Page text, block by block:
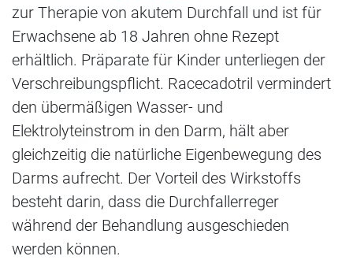
zur Therapie von akutem Durchfall und ist für
Erwachsene ab 18 Jahren ohne Rezept
erhältlich. Präparate für Kinder unterliegen der
Verschreibungspflicht. Racecadotril vermindert
den übermäßigen Wasser- und
Elektrolyteinstrom in den Darm, hält aber
gleichzeitig die natürliche Eigenbewegung des
Darms aufrecht. Der Vorteil des Wirkstoffs
besteht darin, dass die Durchfallerreger
während der Behandlung ausgeschieden
werden können.